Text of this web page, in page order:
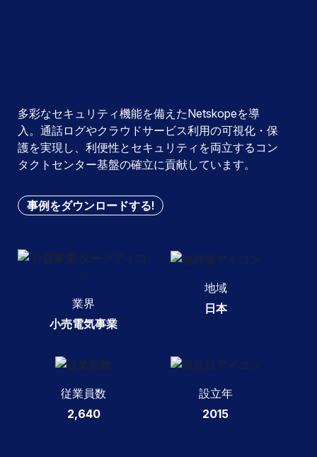
多彩なセキュリティ機能を備えたNetskopeを導
入。通話ログやクラウドサービス利用の可視化・保
護を実現し、利便性とセキュリティを両立するコン
タクトセンター基盤の確立に貢献しています。
事例をダウンロードする!
業界
小売電気事業
地域
日本
従業員数
2,640
設立年
2015